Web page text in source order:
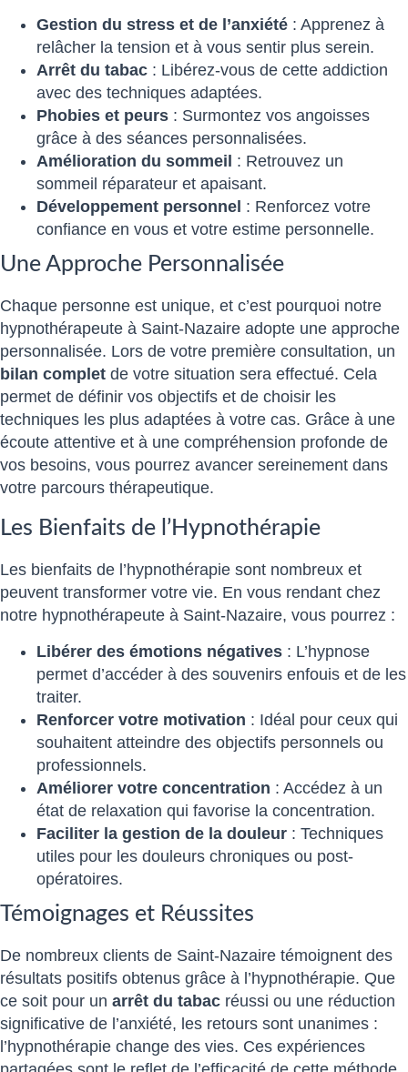
Gestion du stress et de l’anxiété : Apprenez à
relâcher la tension et à vous sentir plus serein.
Arrêt du tabac : Libérez-vous de cette addiction
avec des techniques adaptées.
Phobies et peurs : Surmontez vos angoisses
grâce à des séances personnalisées.
Amélioration du sommeil : Retrouvez un
sommeil réparateur et apaisant.
Développement personnel : Renforcez votre
confiance en vous et votre estime personnelle.
Une Approche Personnalisée
Chaque personne est unique, et c’est pourquoi notre
hypnothérapeute à Saint-Nazaire adopte une approche
personnalisée. Lors de votre première consultation, un
bilan complet de votre situation sera effectué. Cela
permet de définir vos objectifs et de choisir les
techniques les plus adaptées à votre cas. Grâce à une
écoute attentive et à une compréhension profonde de
vos besoins, vous pourrez avancer sereinement dans
votre parcours thérapeutique.
Les Bienfaits de l’Hypnothérapie
Les bienfaits de l’hypnothérapie sont nombreux et
peuvent transformer votre vie. En vous rendant chez
notre hypnothérapeute à Saint-Nazaire, vous pourrez :
Libérer des émotions négatives : L’hypnose
permet d’accéder à des souvenirs enfouis et de les
traiter.
Renforcer votre motivation : Idéal pour ceux qui
souhaitent atteindre des objectifs personnels ou
professionnels.
Améliorer votre concentration : Accédez à un
état de relaxation qui favorise la concentration.
Faciliter la gestion de la douleur : Techniques
utiles pour les douleurs chroniques ou post-
opératoires.
Témoignages et Réussites
De nombreux clients de Saint-Nazaire témoignent des
résultats positifs obtenus grâce à l’hypnothérapie. Que
ce soit pour un arrêt du tabac réussi ou une réduction
significative de l’anxiété, les retours sont unanimes :
l’hypnothérapie change des vies. Ces expériences